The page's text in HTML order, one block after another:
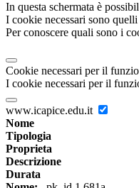
In questa schermata è
I cookie necessari sono
Per conoscere quali sono i
Cookie necessari per il
I cookie necessari per il
www.icapice.edu.it
Nome
Tipologia
Proprieta
Descrizione
Durata